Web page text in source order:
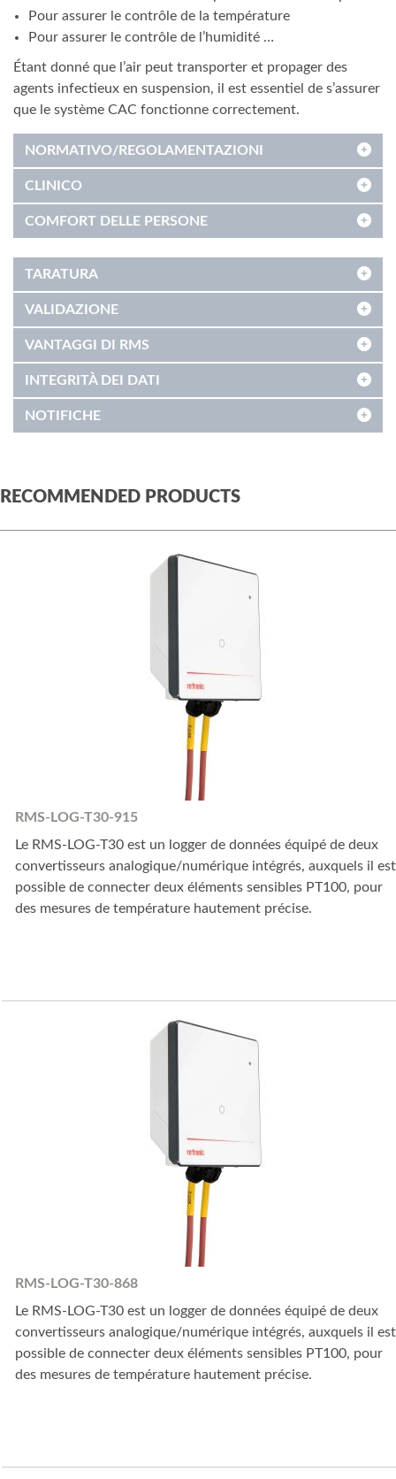
Pour assurer le contrôle de la température
Pour assurer le contrôle de l’humidité …
Étant donné que l’air peut transporter et propager des
agents infectieux en suspension, il est essentiel de s’assurer
que le système CAC fonctionne correctement.
NORMATIVO/REGOLAMENTAZIONI
CLINICO
COMFORT DELLE PERSONE
TARATURA
VALIDAZIONE
VANTAGGI DI RMS
INTEGRITÀ DEI DATI
NOTIFICHE
RECOMMENDED PRODUCTS
RMS-LOG-T30-915
Le RMS-LOG-T30 est un logger de données équipé de deux
convertisseurs analogique/numérique intégrés, auxquels il est
possible de connecter deux éléments sensibles PT100, pour
des mesures de température hautement précise.
RMS-LOG-T30-868
Le RMS-LOG-T30 est un logger de données équipé de deux
convertisseurs analogique/numérique intégrés, auxquels il est
possible de connecter deux éléments sensibles PT100, pour
des mesures de température hautement précise.